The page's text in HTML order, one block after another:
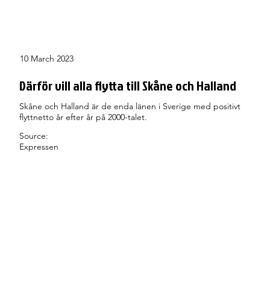
10 March 2023
Därför vill alla flytta till Skåne och Halland
Skåne och Halland är de enda länen i Sverige med positivt
flyttnetto år efter år på 2000-talet.
Expressen
Source: